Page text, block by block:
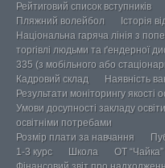
Рейтиговий список вступників
Пляжний волейбол
Історія
Національна гаряча лінія з
торгівлі людьми та ґендерної
335 (з мобільного або
Кадровий склад
Наявність
Результати моніторингу якості
Умови досупності закладу
освітніми потребами
Розмір плати за навчання
1-3 курс
Школа ОТ “Чайка”